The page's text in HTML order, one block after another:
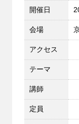
開催日
会場
アクセス
テーマ
講師
定員